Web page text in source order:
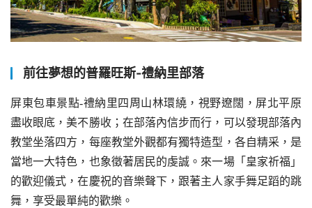
前往夢想的普羅旺斯-禮納里部落
屏東包車景點-禮納里四周山林環繞，視野遼闊，屏北平原
盡收眼底，美不勝收；在部落內信步而行，可以發現部落內
教堂坐落四方，每座教堂外觀都有獨特造型，各自精采，是
當地一大特色，也象徵著居民的虔誠。來一場「皇家祈福」
的歡迎儀式，在慶祝的音樂聲下，跟著主人家手舞足蹈的跳
舞，享受最單純的歡樂。